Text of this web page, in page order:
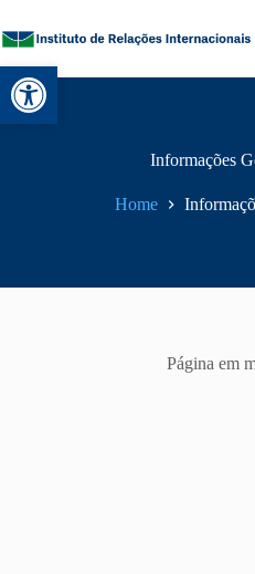
Abrir a barra de
Informações
Home
Página em